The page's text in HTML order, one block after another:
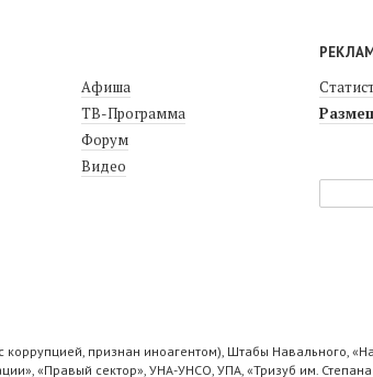
Афиша
ТВ-Программа
Форум
Видео
признан иноагентом), Штабы Навального,
«Правый сектор», УНА-УНСО, УПА, «Тризуб им.